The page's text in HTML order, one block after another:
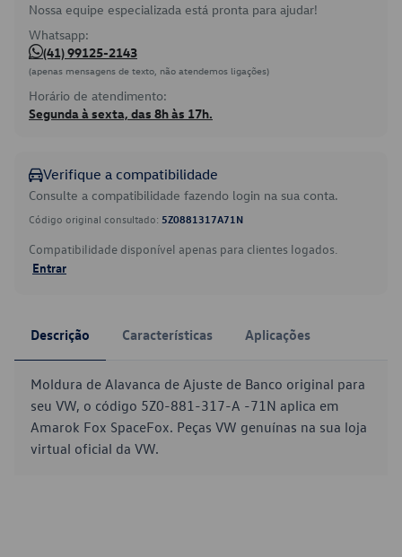
Nossa equipe especializada está pronta para ajudar!
Whatsapp:
(41) 99125-2143
(apenas mensagens de texto, não atendemos ligações)
Horário de atendimento:
Segunda à sexta, das 8h às 17h.
Verifique a compatibilidade
Consulte a compatibilidade fazendo login na sua conta.
Código original consultado: 5Z0881317A71N
Compatibilidade disponível apenas para clientes logados.
Entrar
Descrição Características Aplicações
Moldura de Alavanca de Ajuste de Banco original para
seu VW, o código 5Z0-881-317-A -71N aplica em
Amarok Fox SpaceFox. Peças VW genuínas na sua loja
virtual oficial da VW.